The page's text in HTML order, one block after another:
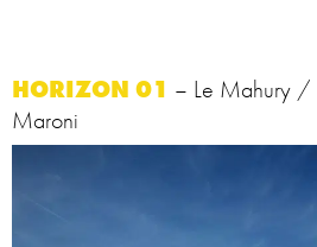
HORIZON 01 – Le Mahury /
Maroni